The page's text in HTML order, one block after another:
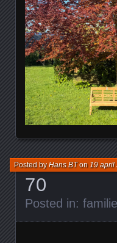
70
Posted byHans BTon 19 april
Posted in: familie